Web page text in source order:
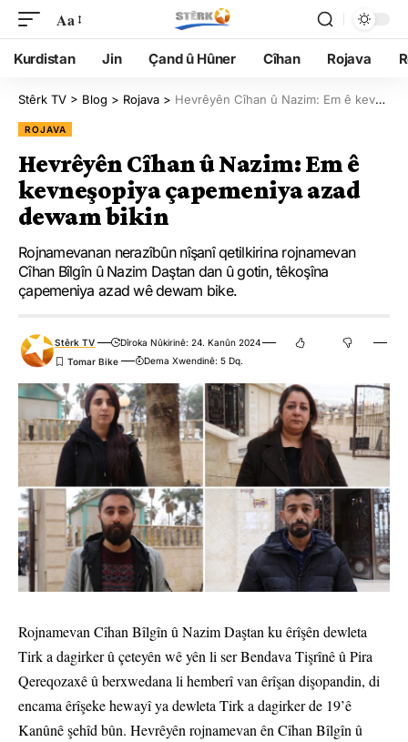
Aa
Kurdistan Jin Çand û Hûner Cîhan Rojava
Stêrk TV > Blog > Rojava > Hevrêyên Cîhan û Nazim: Em ê kevneşopiya çapemeniya azad dewam bikin
ROJAVA
Hevrêyên Cîhan û Nazim: Em ê
kevneşopiya çapemeniya azad
dewam bikin
Rojnamevanan nerazîbûn nîşanî qetilkirina rojnamevan
Cîhan Bîlgîn û Nazim Daştan dan û gotin, têkoşîna
çapemeniya azad wê dewam bike.
Stêrk TV
Dîroka Nûkirinê: 24. Kanûn 2024
Dema Xwendinê: 5 Dq.
Rojnamevan Cîhan Bîlgîn û Nazim Daştan ku êrîşên dewleta
Tirk a dagirker û çeteyên wê yên li ser Bendava Tişrînê û Pira
Qereqozaxê û berxwedana li hemberî van êrîşan dişopandin, di
encama êrîşeke hewayî ya dewleta Tirk a dagirker de 19’ê
Kanûnê şehîd bûn. Hevrêyên rojnamevan ên Cîhan Bîlgîn û